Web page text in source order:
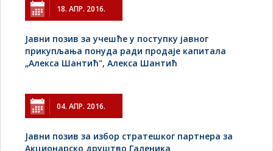
18. АПР. 2016.
Jавни позив за учешће у поступку јавног
прикупљања понуда ради продаје капитала
„Алекса Шантић", Алекса Шантић
04. АПР. 2016.
Јавни позив за избор стратешког партнера за
Акционарско друштво Галеника